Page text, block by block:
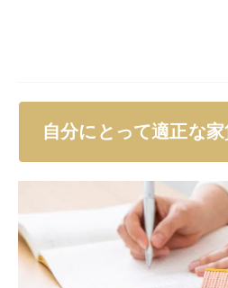
自分にとって適正な家